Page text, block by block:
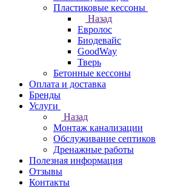
Пластиковые кессоны
Назад
Евролос
Биодевайс
GoodWay
Тверь
Бетонные кессоны
Оплата и доставка
Бренды
Услуги
Назад
Монтаж канализации
Обслуживание септиков
Дренажные работы
Полезная информация
Отзывы
Контакты